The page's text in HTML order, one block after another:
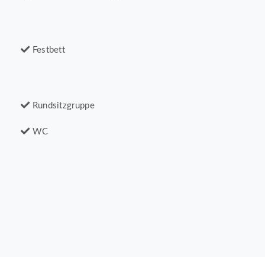
Festbett
Rundsitzgruppe
WC